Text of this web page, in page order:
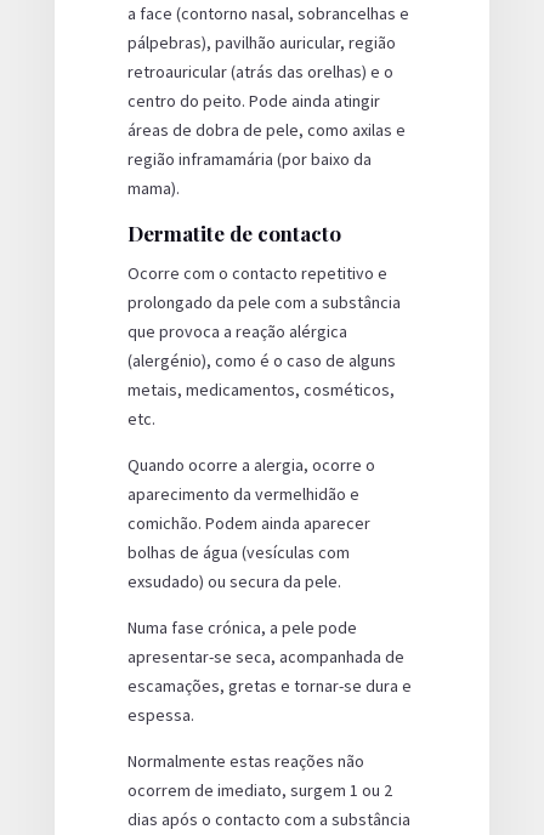
a face (contorno nasal, sobrancelhas e
pálpebras), pavilhão auricular, região
retroauricular (atrás das orelhas) e o
centro do peito. Pode ainda atingir
áreas de dobra de pele, como axilas e
região inframamária (por baixo da
mama).
Dermatite de contacto
Ocorre com o contacto repetitivo e
prolongado da pele com a substância
que provoca a reação alérgica
(alergénio), como é o caso de alguns
metais, medicamentos, cosméticos,
etc.
Quando ocorre a alergia, ocorre o
aparecimento da vermelhidão e
comichão. Podem ainda aparecer
bolhas de água (vesículas com
exsudado) ou secura da pele.
Numa fase crónica, a pele pode
apresentar-se seca, acompanhada de
escamações, gretas e tornar-se dura e
espessa.
Normalmente estas reações não
ocorrem de imediato, surgem 1 ou 2
dias após o contacto com a substância